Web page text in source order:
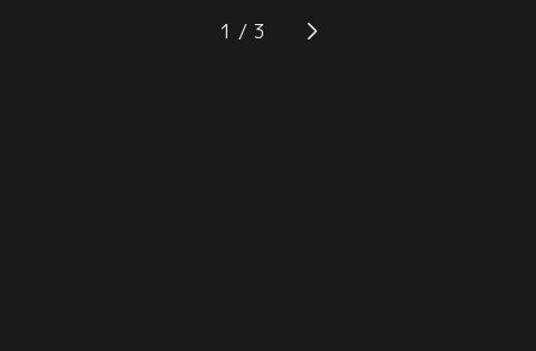
の憧れを隠したまま中学教師となっ
た石田は、進路相談で生徒から「ア
違えられながらもステージに立った
永久少年だったが、パフォーマンス
1